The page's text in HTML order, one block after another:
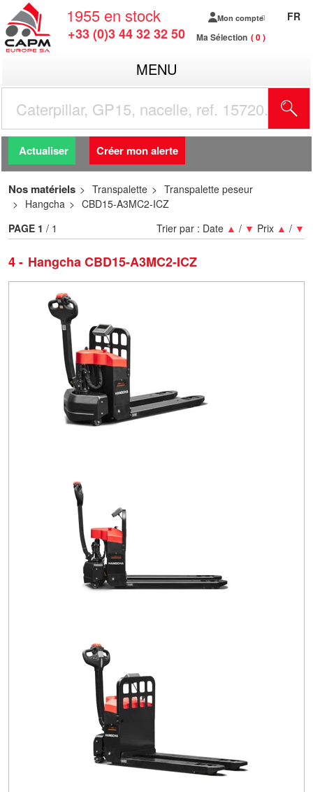
1955 en stock
+33 (0)3 44 32 32 50
Mon compte
Ma Sélection 0
FR
MENU
Actualiser Créer mon alerte
Nos matériels Transpalette
Transpalette peseur
Hangcha
CBD15-A3MC2-ICZ
4 Hangcha CBD15-A3MC2-ICZ
Trier par : Date ▲ / ▼ Prix ▲ / ▼
PAGE 1 / 1